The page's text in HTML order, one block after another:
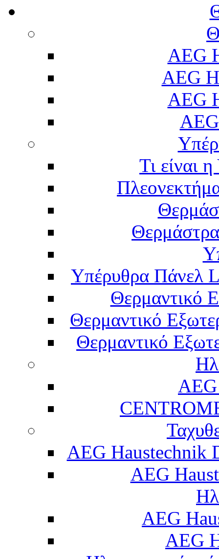
AEG
AEG
AEG
Τι είναι
Υπέρυθρα Πάνελ
Θερμαντικό
Θερμαντικό
Θερμαντικό
AEG Haustechnik
AEG
AEG
AEG